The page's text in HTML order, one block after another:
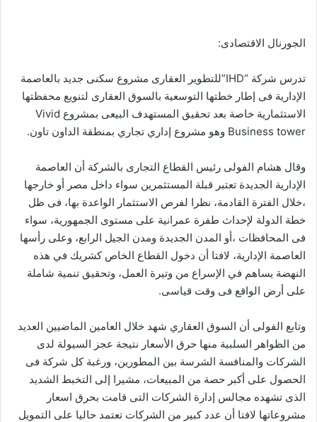
الجورنال الاقتصادى:
تدرس شركة “IHD”للتطوير العقارى مشروع سكنى جديد بالعاصمة
الإدارية فى إطار خطتها التوسعية بالسوق العقارى لتنويع محفظتها
الاستثمارية خاصة بعد تحقيق المستهدف البيعى بمشروع Vivid
Business tower وهو مشروع إداري تجاري بمنطقة الداون تاون.
وقال هشام الفولى رئيس القطاع التجارى بالشركة أن العاصمة
الإدارية الجديدة تعتبر قبلة المستثمرين سواء داخل مصر أو خارجها
،خلال الفترة القادمة، نظرا لفرص الاستثمار الواعدة بها، فى ظل
خطة الدولة لإحداث طفرة عمرانية على مستوى الجمهورية، سواء
فى المحافظات ،أو المدن الجديدة ومدن الجيل الرابع، وعلى رأسها
العاصمة الإدارية، لافتا أن دخول القطاع الخاص كشريك في هذه
النهضة يساهم في الإسراع من وتيرة العمل، وتحقيق تنمية شاملة
على أرض الواقع فى وقت قياسى.
وتابع الفولى أن السوق العقاري شهد خلال العامين الماضيين العديد
من الظواهر السلبية منها حرق الأسعار نتيجة عجز السيولة لدى
الشركات والمنافسة الشرسة بين المطورين، ورغبة كل شركة فى
الحصول على أكبر حصة من المبيعات، مشيرا إلى التخبط الشديد
الذى تشهده مجالس إدارة الشركات التى قامت بحرق اسعار
مشروعاتها لافتا أن عدد كبير من الشركات تعتمد حاليا على التمويل